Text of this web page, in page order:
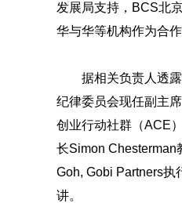
发展局支持，BCS北
华与华等机构作为合作
据相关负责人透露
纪律委员会现任副主
创业行动社群（ACE
长Simon Chesterman
Goh, Gobi Partners执
讲。